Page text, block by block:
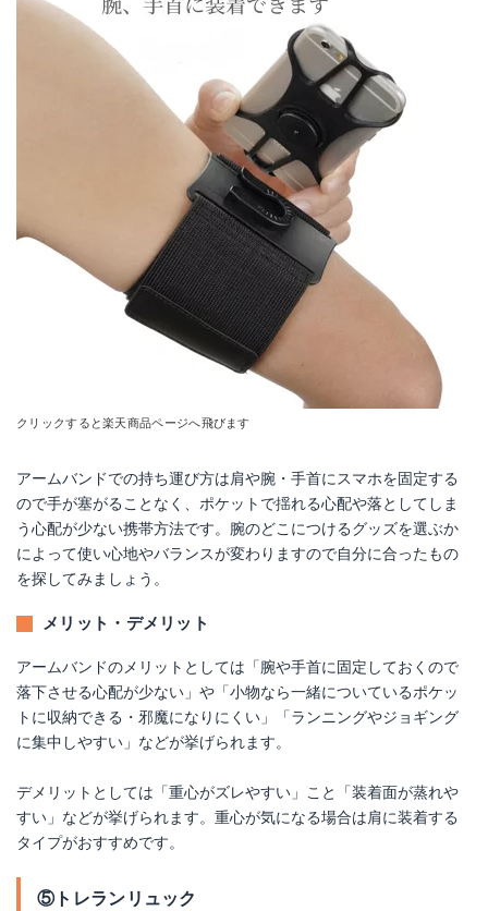
クリックすると楽天商品ページへ飛びます
アームバンドでの持ち運び方は肩や腕・手首にスマホを固定する
ので手が塞がることなく、ポケットで揺れる心配や落としてしま
う心配が少ない携帯方法です。腕のどこにつけるグッズを選ぶか
によって使い心地やバランスが変わりますので自分に合ったもの
を探してみましょう。
メリット・デメリット
アームバンドのメリットとしては「腕や手首に固定しておくので
落下させる心配が少ない」や「小物なら一緒についているポケッ
トに収納できる・邪魔になりにくい」「ランニングやジョギング
に集中しやすい」などが挙げられます。
デメリットとしては「重心がズレやすい」こと「装着面が蒸れや
すい」などが挙げられます。重心が気になる場合は肩に装着する
タイプがおすすめです。
⑤トレランリュック